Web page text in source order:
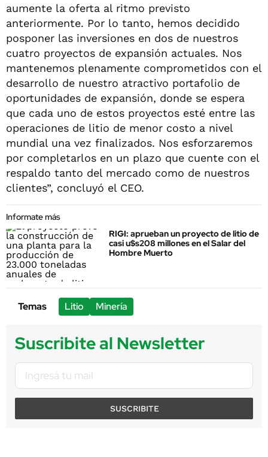
aumente la oferta al ritmo previsto
anteriormente. Por lo tanto, hemos decidido
posponer las inversiones en dos de nuestros
cuatro proyectos de expansión actuales. Nos
mantenemos plenamente comprometidos con el
desarrollo de nuestro atractivo portafolio de
oportunidades de expansión, donde se espera
que cada uno de estos proyectos esté entre las
operaciones de litio de menor costo a nivel
mundial una vez finalizados. Nos esforzaremos
por completarlos en un plazo que cuente con el
respaldo tanto del mercado como de nuestros
clientes”, concluyó el CEO.
Informate más
RIGI: aprueban un proyecto de litio de
casi u$s208 millones en el Salar del
Hombre Muerto
Temas Litio Minería
Suscribite al Newsletter
SUSCRIBITE